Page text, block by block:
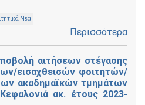
Νέα
Περισσότερα
αιτήσεων στέγασης
εισαχθεισών φοιτητών/
ακαδημαϊκών τμημάτων
ακ. έτους 2023-